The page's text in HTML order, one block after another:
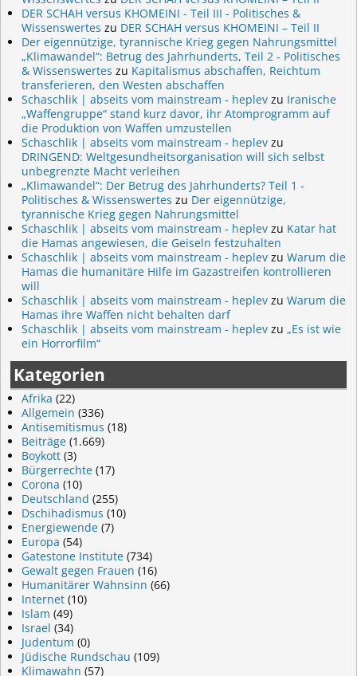
DER SCHAH versus KHOMEINI - Teil III - Politisches &
Wissenswertes zu DER SCHAH versus KHOMEINI – Teil II
Der eigennützige, tyrannische Krieg gegen Nahrungsmittel
„Klimawandel“: Betrug des Jahrhunderts, Teil 2 - Politisches
& Wissenswertes zu Kapitalismus abschaffen, Reichtum
transferieren, den Westen abschaffen
Schaschlik | abseits vom mainstream - heplev zu Iranische
„Waffengruppe“ stand kurz davor, ihr Atomprogramm auf
die Produktion von Waffen umzustellen
Schaschlik | abseits vom mainstream - heplev zu
DRINGEND: Weltgesundheitsorganisation will sich selbst
unbegrenzte Macht verleihen
„Klimawandel“: Der Betrug des Jahrhunderts? Teil 1 -
Politisches & Wissenswertes zu Der eigennützige,
tyrannische Krieg gegen Nahrungsmittel
Schaschlik | abseits vom mainstream - heplev zu Katar hat
die Hamas angewiesen, die Geiseln festzuhalten
Schaschlik | abseits vom mainstream - heplev zu Warum die
Hamas die humanitäre Hilfe im Gazastreifen kontrollieren
will
Schaschlik | abseits vom mainstream - heplev zu Warum die
Hamas ihre Waffen nicht behalten darf
Schaschlik | abseits vom mainstream - heplev zu „Es ist wie
ein Horrorfilm“
Kategorien
Afrika (22)
Allgemein (336)
Antisemitismus (18)
Beiträge (1.669)
Boykott (3)
Bürgerrechte (17)
Corona (10)
Deutschland (255)
Dschihadismus (10)
Energiewende (7)
Europa (54)
Gatestone Institute (734)
Gewalt gegen Frauen (16)
Humanitärer Wahnsinn (66)
Internet (10)
Islam (49)
Israel (34)
Judentum (0)
Jüdische Rundschau (109)
Klimawahn (57)